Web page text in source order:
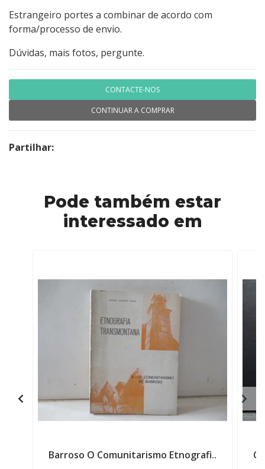
Estrangeiro portes a combinar de acordo com
forma/processo de envio.
Dúvidas, mais fotos, pergunte.
CONTACTE-NOS
CONTINUAR A COMPRAR
Partilhar:
Pode também estar
interessado em
Barroso O Comunitarismo Etnografi.. O